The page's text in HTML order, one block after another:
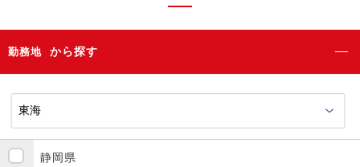
勤務地 から探す
静岡県